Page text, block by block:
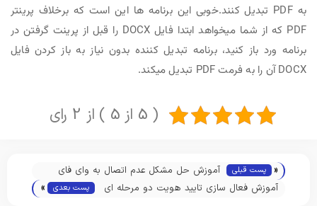
به PDF تبدیل کنند.خوبی این برنامه ها این است که برخلاف پرینتر
PDF که از شما میخواهد ابتدا فایل DOCX را قبل از پرینت گرفتن در
برنامه ورد باز کنید، برنامه تبدیل کننده بدون نیاز به باز کردن فایل
DOCX آن را به فرمت PDF تبدیل میکند.
( 5 از 5 ) از 2 رای
« پست قبلی
آموزش حل مشکل عدم اتصال به وای فای
WIFI
آموزش فعال سازی تایید هویت دو مرحله ای
پست بعدی »